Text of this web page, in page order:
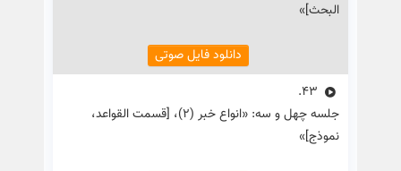
البحث]»
دانلود فایل صوتی
43.
جلسه چهل و سه: «انواع خبر (۲)، [قسمت القواعد،
نموذج]»